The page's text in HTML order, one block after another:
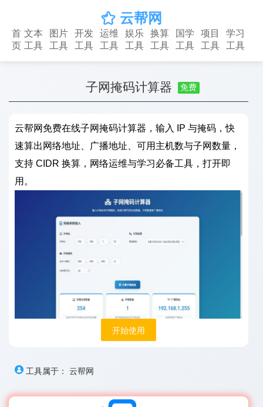
 云帮网
首
页
文本
工具
图片
工具
开发
工具
运维
工具
娱乐
工具
换算
工具
国学
工具
项目
工具
学习
工具
子网掩码计算器 免费
云帮网免费在线子网掩码计算器，输入 IP 与掩码，快
速算出网络地址、广播地址、可用主机数与子网数量，
支持 CIDR 换算，网络运维与学习必备工具，打开即
用。
开始使用
工具属于： 云帮网